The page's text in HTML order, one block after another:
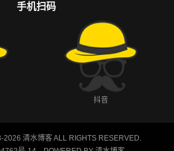
手机扫码
抖音
2026 清水博客ALL RIGHTS RESERVED.